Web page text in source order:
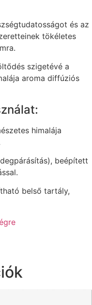
és az
tökéletes
szigetévé a
aroma diffúziós
himalája
beépített
belső tartály,